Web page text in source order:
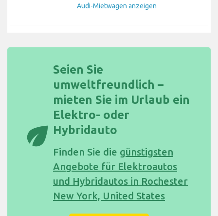
Audi-Mietwagen anzeigen
eco
Seien Sie
umweltfreundlich –
mieten Sie im Urlaub ein
Elektro- oder
Hybridauto
Finden Sie die günstigsten
Angebote für Elektroautos
und Hybridautos in Rochester
New York, United States